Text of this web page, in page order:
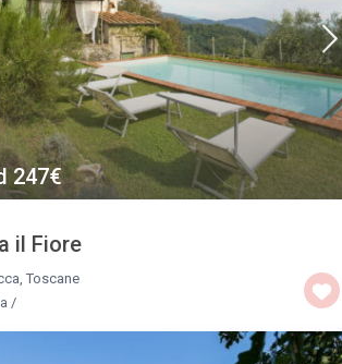
247€
il Fiore
, Toscane
/